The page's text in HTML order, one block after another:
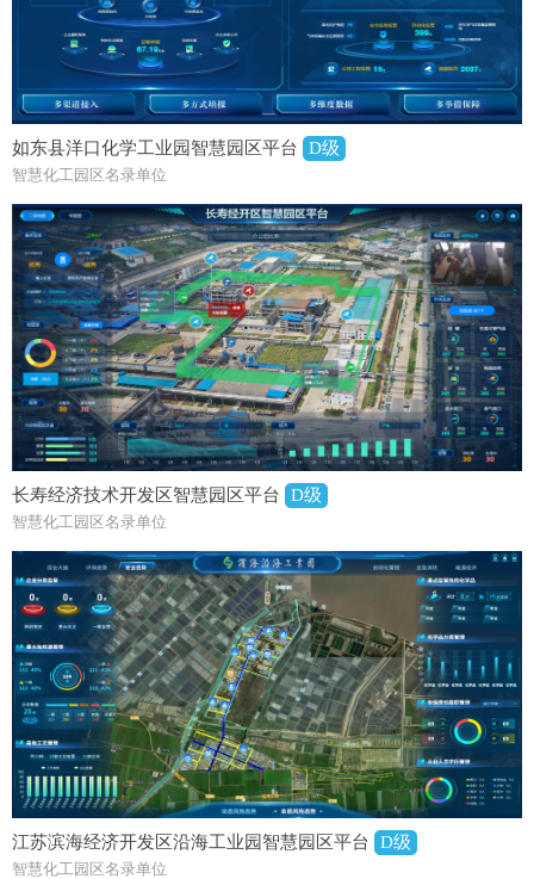
如东县洋口化学工业园智慧园区平台 D级
智慧化工园区名录单位
长寿经济技术开发区智慧园区平台 D级
智慧化工园区名录单位
江苏滨海经济开发区沿海工业园智慧园区平台 D级
智慧化工园区名录单位